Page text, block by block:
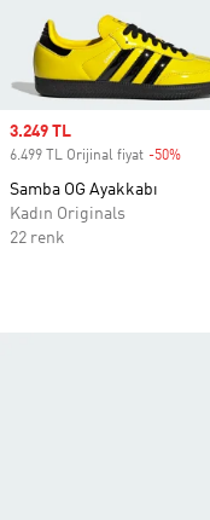
Sale price
3.249 TL
6.499 TL Orijinal fiyat -50%
Samba OG Ayakkabı
Kadın Originals
22 renk